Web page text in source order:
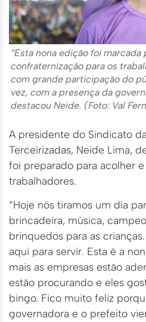
“Esta nona edição foi
confraternização para os
com grande participação do
vez, com a presença da
destacou Neide. (Foto: Val
A presidente do Sindicato
Terceirizadas, Neide Lima,
foi preparado para acolher
trabalhadores.
“Hoje nós tiramos um dia
brincadeira, música,
brinquedos para as
aqui para servir. Esta é a
mais as empresas estão
estão procurando e eles
bingo. Fico muito feliz
governadora e o prefeito